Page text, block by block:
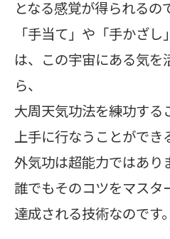
となる感覚が得られるの
「手当て」や「手かざ
は、この宇宙にある気を
ら、
大周天気功法を練功する
上手に行なうことができ
外気功は超能力ではあり
誰でもそのコツをマスタ
達成される技術なのです。